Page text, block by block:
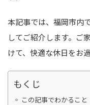
本記事では、福岡市内
してご紹介します。ご
けて、快適な休日をお
もくじ
この記事でわかること